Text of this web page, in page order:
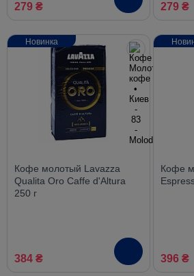
279 ₴ 279 ₴
Кофе молотый Lavazza
Qualita Oro Caffe d'Altura
250 г
384 ₴
Новинка
Кофе
396 ₴